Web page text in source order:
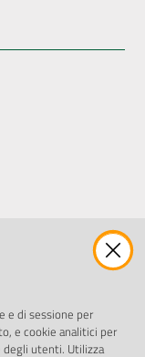
e di sessione per
e cookie analitici per
degli utenti. Utilizza